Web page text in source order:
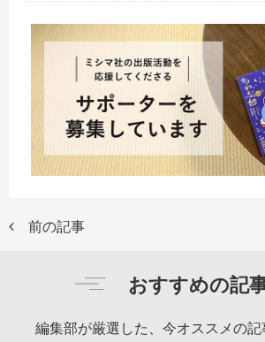
前の記事
おすすめの記
編集部が厳選した、今オススメの記